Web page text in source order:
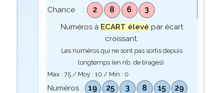
Chance : 2 8 6 3
Numéros à ECART élevé par écart
croissant.
Les numéros qui ne sont pas sortis depuis
longtemps (en nb. de tirages).
Max : 75/ Moy : 10 / Min : 0
Numéros : 19 25 3 8 15
29